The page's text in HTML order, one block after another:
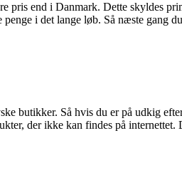
pris end i Danmark. Dette skyldes
i det lange løb. Så næste gang
butikker. Så hvis du er på udkig
der ikke kan findes på